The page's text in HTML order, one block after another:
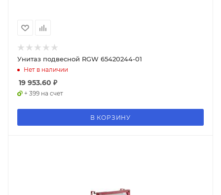
Унитаз подвесной RGW 65420244-01
Нет в наличии
19 953.60 ₽
+ 399 на счет
В КОРЗИНУ